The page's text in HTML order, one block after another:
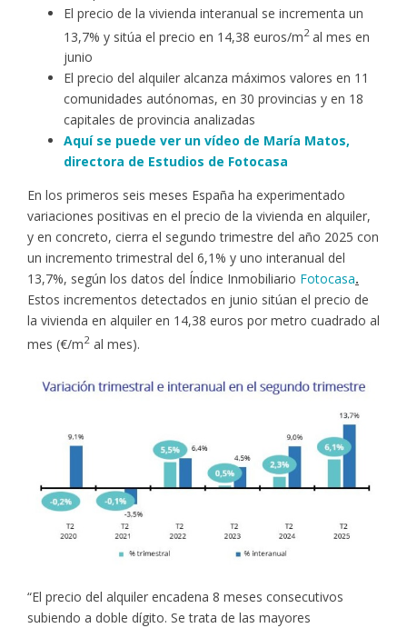
El precio de la vivienda interanual se incrementa un
13,7% y sitúa el precio en 14,38 euros/m2 al mes en
junio
El precio del alquiler alcanza máximos valores en 11
comunidades autónomas, en 30 provincias y en 18
capitales de provincia analizadas
Aquí se puede ver un vídeo de María Matos,
directora de Estudios de Fotocasa
En los primeros seis meses España ha experimentado
variaciones positivas en el precio de la vivienda en alquiler,
y en concreto, cierra el segundo trimestre del año 2025 con
un incremento trimestral del 6,1% y uno interanual del
13,7%, según los datos del Índice Inmobiliario Fotocasa.
Estos incrementos detectados en junio sitúan el precio de
la vivienda en alquiler en 14,38 euros por metro cuadrado al
mes (€/m2al mes).
“El precio del alquiler encadena 8 meses consecutivos
subiendo a doble dígito. Se trata de las mayores